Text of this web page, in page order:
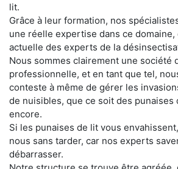
lit.
Grâce à leur formation, nos
une réelle expertise dans ce domaine,
actuelle des experts de la
Nous sommes clairement une société
professionnelle, et en tant que tel,
conteste à même de gérer les
de nuisibles, que ce soit des punaises
encore.
Si les punaises de lit vous
nous sans tarder, car nos experts
débarrasser.